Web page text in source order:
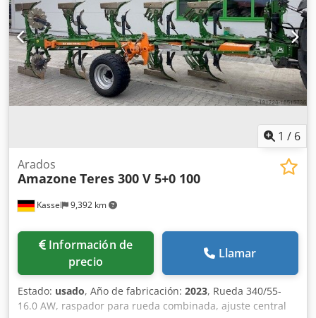
1 / 6
Kassel 9,392 km
Arados
Amazone Teres 300 V 5+0 100
Información de
precio
Llamar
Estado: usado, Año de fabricación: 2023, Rueda 340/55-
16.0 AW, raspador para rueda combinada, ajuste central